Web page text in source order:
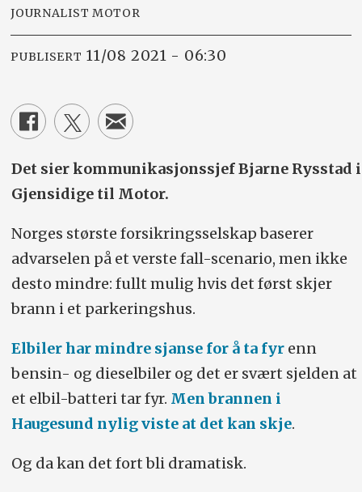
JOURNALIST MOTOR
PUBLISERT 11/08 2021 - 06:30
Det sier kommunikasjonssjef Bjarne Rysstad i
Gjensidige til Motor.
Norges største forsikringsselskap baserer
advarselen på et verste fall-scenario, men ikke
desto mindre: fullt mulig hvis det først skjer
brann i et parkeringshus.
Elbiler har mindre sjanse for å ta fyrenn
bensin- og dieselbiler og det er svært sjelden at
et elbil-batteri tar fyr. Men brannen i
Haugesund nylig viste at det kan skje.
Og da kan det fort bli dramatisk.